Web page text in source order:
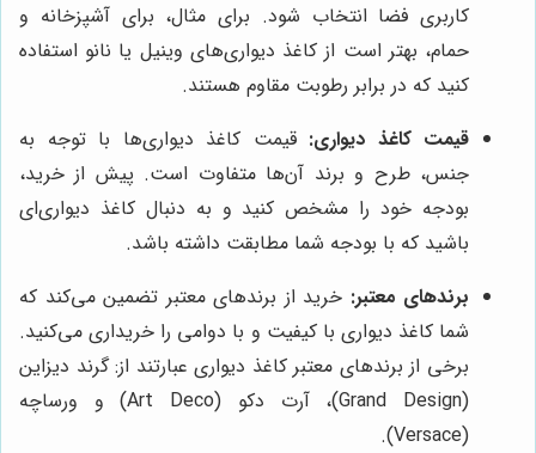
کاربری فضا انتخاب شود. برای مثال، برای آشپزخانه و
حمام، بهتر است از کاغذ دیواری‌های وینیل یا نانو استفاده
کنید که در برابر رطوبت مقاوم هستند.
قیمت کاغذ دیواری: قیمت کاغذ دیواری‌ها با توجه به
جنس، طرح و برند آن‌ها متفاوت است. پیش از خرید،
بودجه خود را مشخص کنید و به دنبال کاغذ دیواری‌ای
باشید که با بودجه شما مطابقت داشته باشد.
برندهای معتبر: خرید از برندهای معتبر تضمین می‌کند که
شما کاغذ دیواری با کیفیت و با دوامی را خریداری می‌کنید.
برخی از برندهای معتبر کاغذ دیواری عبارتند از: گرند دیزاین
(Grand Design)، آرت دکو (Art Deco) و ورساچه
(Versace).